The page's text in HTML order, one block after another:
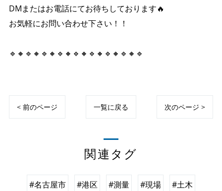
DMまたはお電話にてお待ちしております🔥
お気軽にお問い合わせ下さい！！
🔹🔸🔹🔸🔹🔸🔹🔸🔹🔸🔹🔸🔹🔸🔹🔸🔹
< 前のページ 一覧に戻る 次のページ >
関連タグ
#名古屋市 #港区 #測量 #現場 #土木